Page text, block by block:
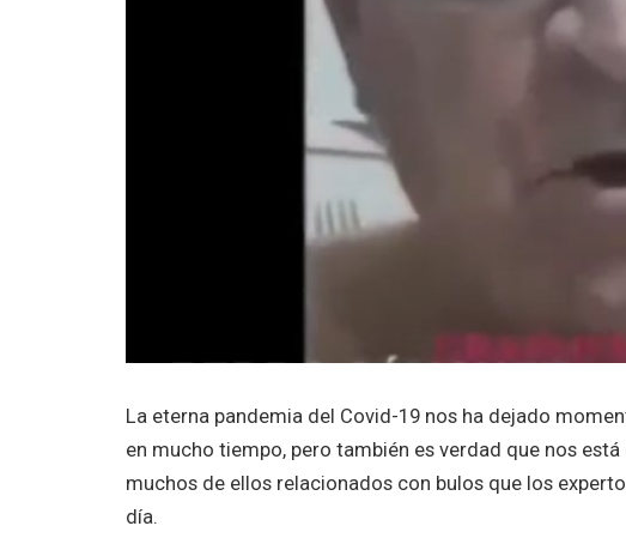
La eterna pandemia del Covid-19 nos ha dejado
en mucho tiempo, pero también es verdad que nos
muchos de ellos relacionados con bulos que los
día.